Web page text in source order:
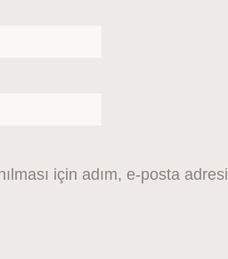
için adım, e-posta